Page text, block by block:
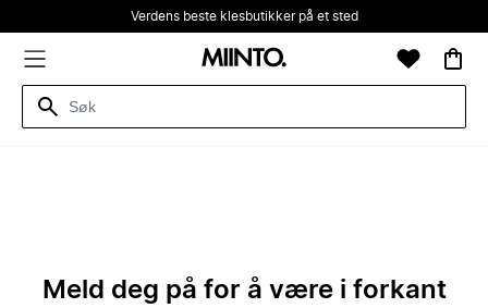
Verdens beste klesbutikker på et sted
Meld deg på for å være i forkant